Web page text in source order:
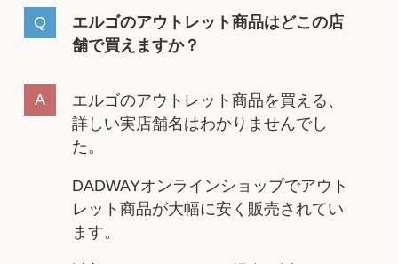
エルゴのアウトレット商品はどこの店
舗で買えますか？
エルゴのアウトレット商品を買える、
詳しい実店舗名はわかりませんでし
た。
DADWAYオンラインショップでアウト
レット商品が大幅に安く販売されてい
ます。